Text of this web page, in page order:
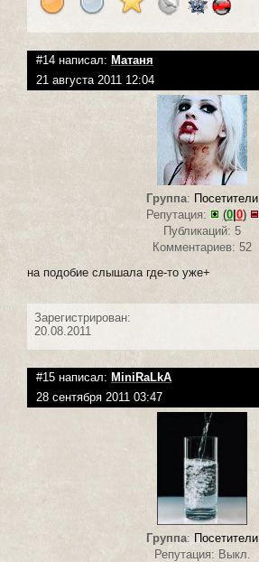
#14 написал: Матаня
21 августа 2011 12:04
Группа: Посетители
Репутация:
(0|0)
Публикаций: 5
Комментариев: 52
на подобие слышала где-то уже+
Зарегистрирован:
20.08.2011
#15 написал: MiniRaLkA
28 сентября 2011 03:47
Группа: Посетители
Репутация: Выкл.